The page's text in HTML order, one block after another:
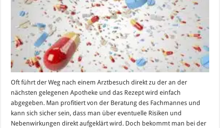
lieber
in
der
Apotheke?
Oft führt der Weg nach einem Arztbesuch direkt zu der an der
nächsten gelegenen Apotheke und das Rezept wird einfach
abgegeben. Man profitiert von der Beratung des Fachmannes und
kann sich sicher sein, dass man über eventuelle Risiken und
Nebenwirkungen direkt aufgeklärt wird. Doch bekommt man bei der